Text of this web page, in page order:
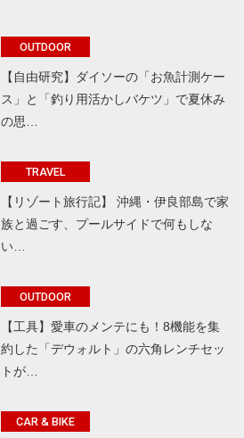
OUTDOOR
【自由研究】ダイソーの「お魚計測ケー
ス」と「釣り用活かしバケツ」で夏休み
の思…
TRAVEL
【リゾート旅行記】 沖縄・伊良部島で家
族と過ごす、プールサイドで何もしな
い…
OUTDOOR
【工具】愛車のメンテにも！8機能を集
約した「デウォルト」の六角レンチセッ
トが…
CAR & BIKE